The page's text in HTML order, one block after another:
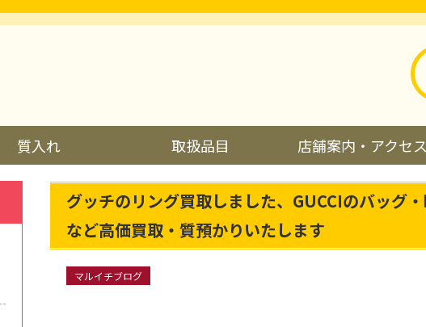
質入れ 取扱品目 店舗案内・アクセス
グッチのリング買取しました、GUCCIのバッグ
など高価買取・質預かりいたします
マルイチブログ